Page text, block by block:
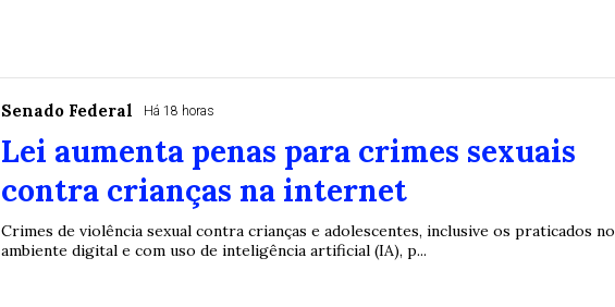
Senado Federal Há 18 horas
Lei aumenta penas para crimes sexuais
contra crianças na internet
Crimes de violência sexual contra crianças e adolescentes, inclusive os praticados no
ambiente digital e com uso de inteligência artificial (IA), p...